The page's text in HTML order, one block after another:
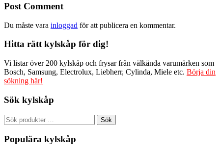
Post Comment
Du måste vara inloggad för att publicera en kommentar.
Hitta rätt kylskåp för dig!
Vi listar över 200 kylskåp och frysar från välkända varumärken som
Bosch, Samsung, Electrolux, Liebherr, Cylinda, Miele etc. Börja din
sökning här!
Sök kylskåp
Sök
efter:
Sök
Populära kylskåp